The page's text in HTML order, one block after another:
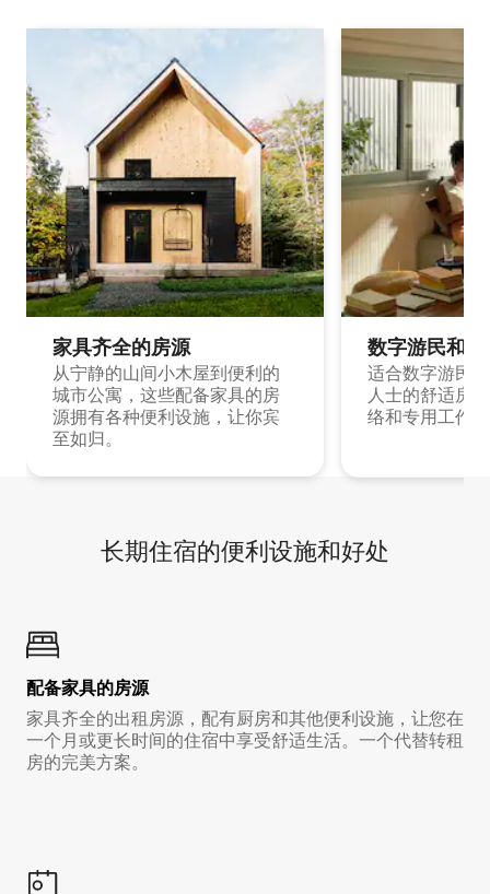
家具齐全的房源
从宁静的山间小木屋到便利的
城市公寓，这些配备家具的房
源拥有各种便利设施，让你宾
至如归。
数字游民和
适合数字游民
人士的舒适房
络和专用工作
长期住宿的便利设施和好处
配备家具的房源
家具齐全的出租房源，配有厨房和其他便利设施，让您在
一个月或更长时间的住宿中享受舒适生活。一个代替转租
房的完美方案。